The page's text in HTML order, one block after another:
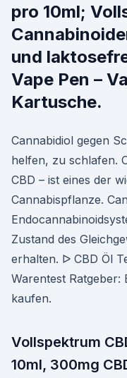
pro 10ml;
und
Vape Pen –
Kartusche.
Cannabidiol gegen
helfen, zu schlafen.
CBD – ist eines der
Cannabispflanze.
Zustand des
erhalten. ᐅ CBD Öl
Warentest Ratgeber:
kaufen.
Vollspektrum
10ml, 300mg